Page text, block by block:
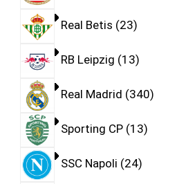
Real Betis 23
RB Leipzig 13
Real Madrid 340
Sporting CP 13
SSC Napoli 24